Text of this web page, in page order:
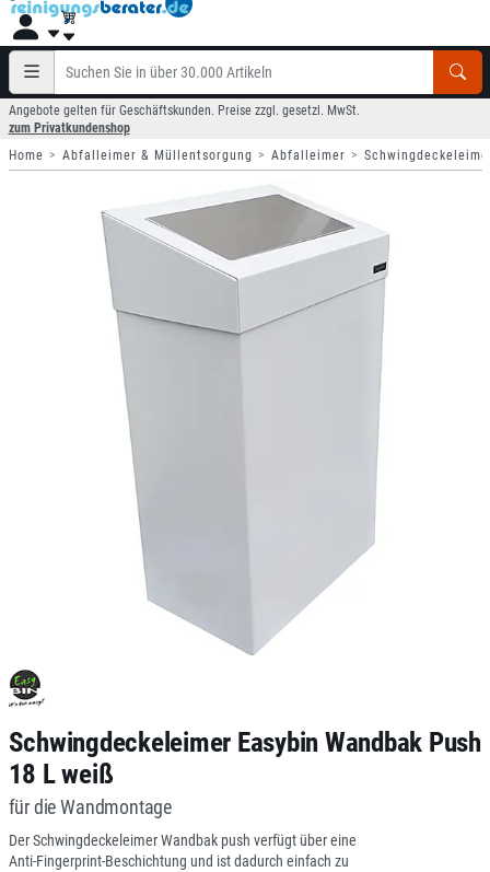
Angebote gelten für Geschäftskunden. Preise zzgl. gesetzl. MwSt.
zum Privatkundenshop
Home
Abfalleimer & Müllentsorgung Abfalleimer
Schwingdeckeleimer Easybin Wandbak Push
18 L weiß
für die Wandmontage
Der Schwingdeckeleimer Wandbak push verfügt über eine
Anti-Fingerprint-Beschichtung und ist dadurch einfach zu